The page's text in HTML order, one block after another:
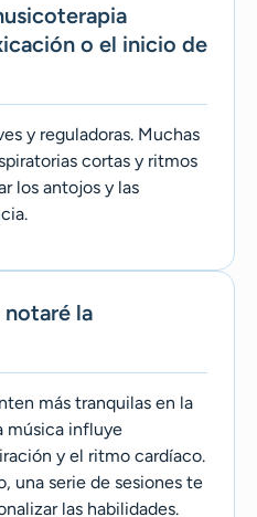
o el inicio de
y reguladoras. Muchas
cortas y ritmos
los antojos y las
la
más tranquilas en la
música influye
y el ritmo cardíaco.
una serie de sesiones te
las habilidades.